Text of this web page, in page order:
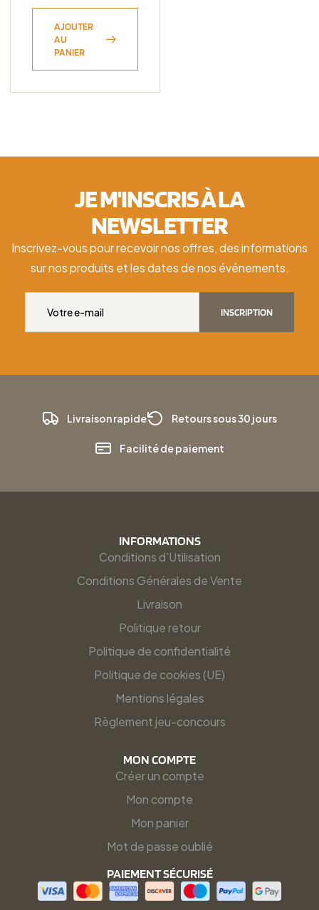
AJOUTER
AU
PANIER
JE M'INSCRIS À LA
NEWSLETTER
Inscrivez-vous pour recevoir nos offres, des informations
sur nos produits et les dates de nos événements.
INSCRIPTION
Livraison rapide Retours sous 30 jours
Facilité de paiement
INFORMATIONS
Conditions d'Utilisation
Conditions Générales de Vente
Livraison
Politique retour
Politique de confidentialité
Politique de cookies (UE)
Mentions légales
Règlement jeu-concours
MON COMPTE
Créer un compte
Mon compte
Mon panier
Mot de passe oublié
PAIEMENT SÉCURISÉ